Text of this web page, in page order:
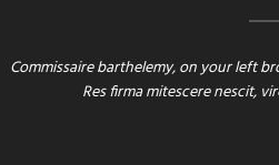
Commissaire barthelemy, on your left
Res firma mitescere nescit,